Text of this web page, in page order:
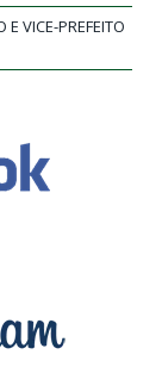
E VICE-PREFEITO